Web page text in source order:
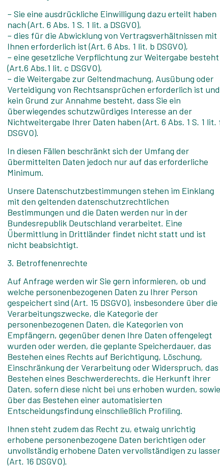
– Sie eine ausdrückliche Einwilligung dazu erteilt haben
nach (Art. 6 Abs. 1 S. 1 lit. a DSGVO),
– dies für die Abwicklung von Vertragsverhältnissen mit
Ihnen erforderlich ist (Art. 6 Abs. 1 lit. b DSGVO),
– eine gesetzliche Verpflichtung zur Weitergabe besteht
(Art.6 Abs.1 lit. c DSGVO),
– die Weitergabe zur Geltendmachung, Ausübung oder
Verteidigung von Rechtsansprüchen erforderlich ist und
kein Grund zur Annahme besteht, dass Sie ein
überwiegendes schutzwürdiges Interesse an der
Nichtweitergabe Ihrer Daten haben (Art. 6 Abs. 1 S. 1 lit.
DSGVO).
In diesen Fällen beschränkt sich der Umfang der
übermittelten Daten jedoch nur auf das erforderliche
Minimum.
Unsere Datenschutzbestimmungen stehen im Einklang
mit den geltenden datenschutzrechtlichen
Bestimmungen und die Daten werden nur in der
Bundesrepublik Deutschland verarbeitet. Eine
Übermittlung in Drittländer findet nicht statt und ist
nicht beabsichtigt.
3. Betroffenenrechte
Auf Anfrage werden wir Sie gern informieren, ob und
welche personenbezogenen Daten zu Ihrer Person
gespeichert sind (Art. 15 DSGVO), insbesondere über die
Verarbeitungszwecke, die Kategorie der
personenbezogenen Daten, die Kategorien von
Empfängern, gegenüber denen Ihre Daten offengelegt
wurden oder werden, die geplante Speicherdauer, das
Bestehen eines Rechts auf Berichtigung, Löschung,
Einschränkung der Verarbeitung oder Widerspruch, das
Bestehen eines Beschwerderechts, die Herkunft ihrer
Daten, sofern diese nicht bei uns erhoben wurden, sowie
über das Bestehen einer automatisierten
Entscheidungsfindung einschließlich Profiling.
Ihnen steht zudem das Recht zu, etwaig unrichtig
erhobene personenbezogene Daten berichtigen oder
unvollständig erhobene Daten vervollständigen zu
(Art. 16 DSGVO).